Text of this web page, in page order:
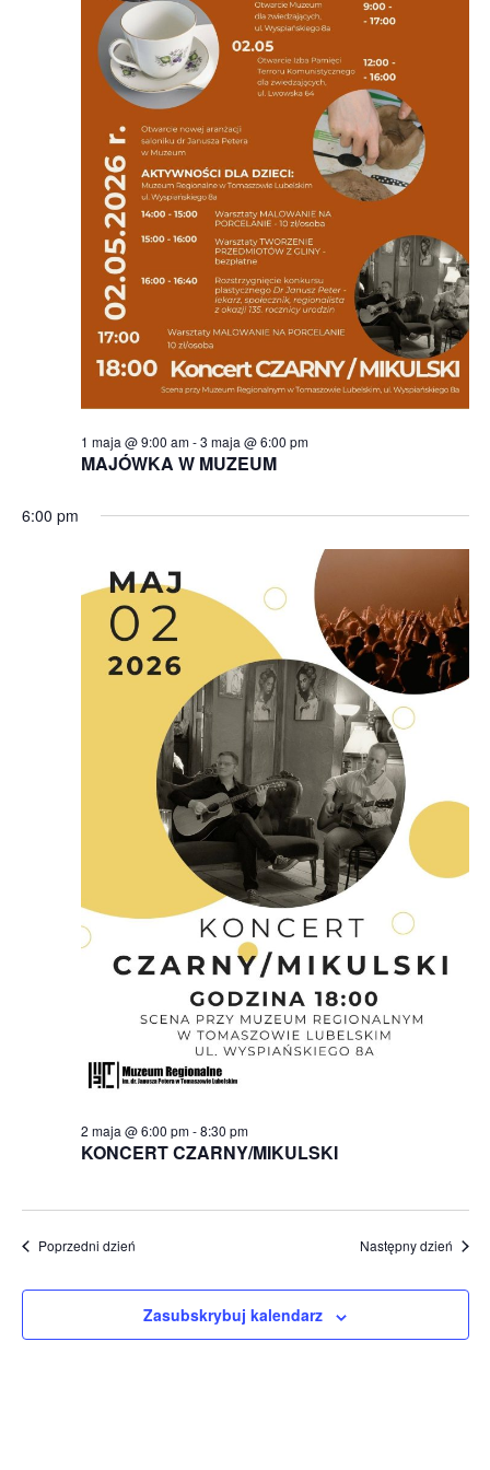
MAJÓWKA W MUZEUM
1 maja @ 9:00 am-3 maja @ 6:00 pm
6:00 pm
KONCERT CZARNY/MIKULSKI
2 maja @ 6:00 pm-8:30 pm
Poprzedni dzień Następny dzień
Zasubskrybuj kalendarz